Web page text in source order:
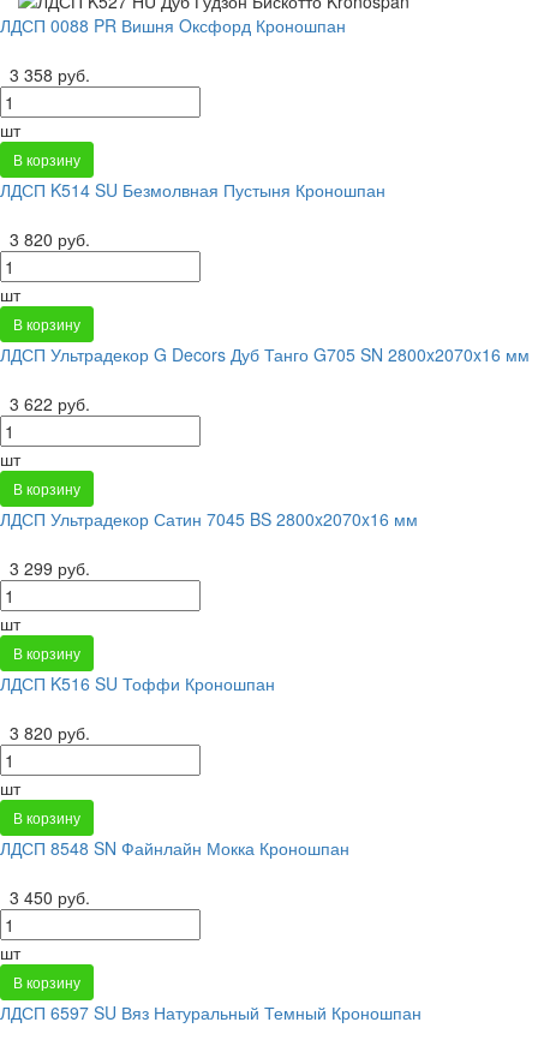
ЛДСП 0088 PR Вишня Oксфорд Кроношпан
3 358 руб.
шт
В корзину
ЛДСП K514 SU Безмолвная Пустыня Кроношпан
3 820 руб.
шт
В корзину
ЛДСП Ультрадекор G Decors Дуб Танго G705 SN 2800x2070x16 мм
3 622 руб.
шт
В корзину
ЛДСП Ультрадекор Сатин 7045 BS 2800x2070x16 мм
3 299 руб.
шт
В корзину
ЛДСП K516 SU Тоффи Кроношпан
3 820 руб.
шт
В корзину
ЛДСП 8548 SN Файнлайн Мокка Кроношпан
3 450 руб.
шт
В корзину
ЛДСП 6597 SU Вяз Натуральный Темный Кроношпан